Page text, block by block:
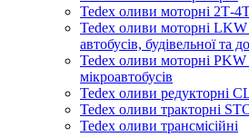
Tedex оливи моторні 2Т-
Tedex оливи моторні LKW
автобусів, будівельної та
Tedex оливи моторні PKW
мікроавтобусів
Tedex оливи редукторні
Tedex оливи тракторні
Tedex оливи трансмісійні